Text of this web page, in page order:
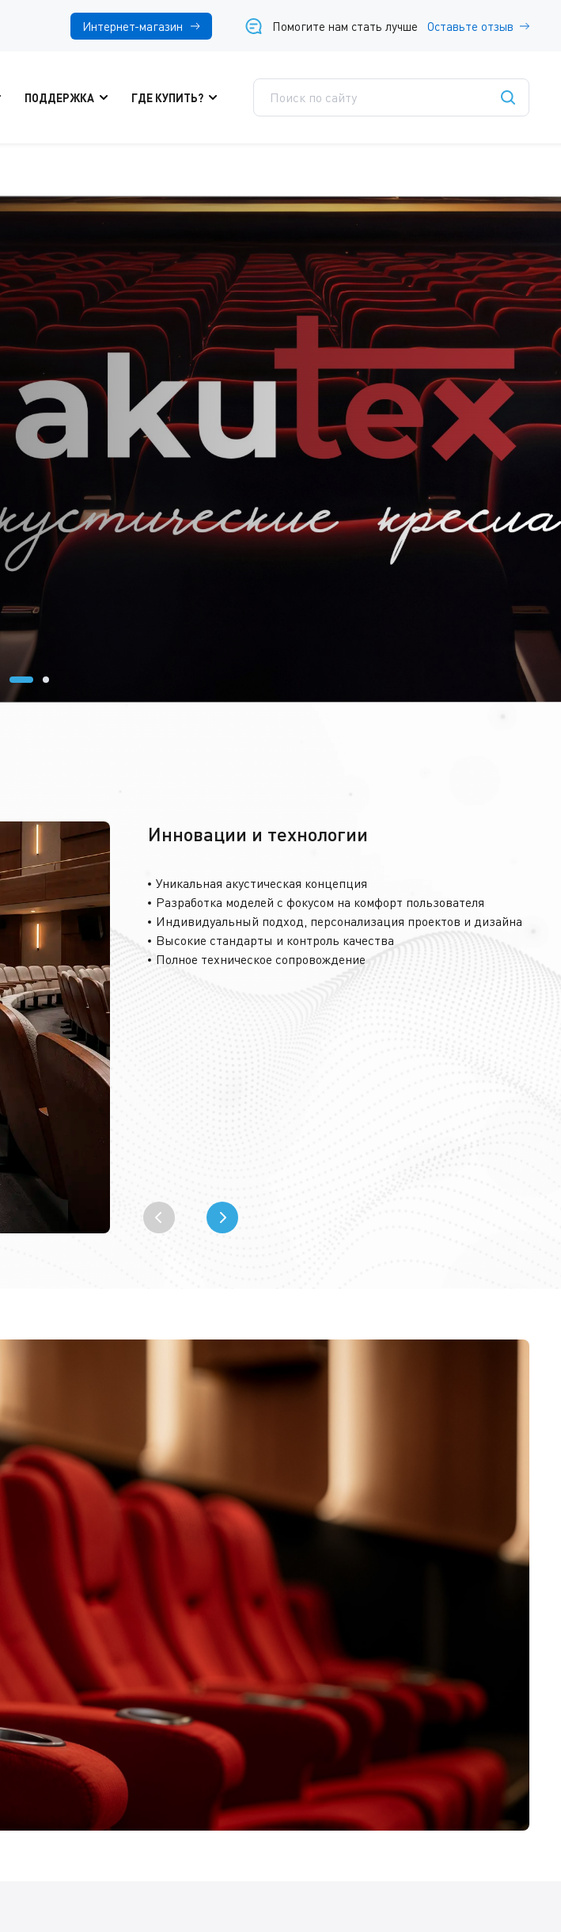
Интернет-магазин Помогите нам стать лучше Оставьте отзыв
ПОДДЕРЖКА ГДЕ КУПИТЬ?
Инновации и технологии
Уникальная акустическая концепция
Разработка моделей с фокусом на комфорт пользователя
Индивидуальный подход, персонализация проектов и дизайна
Высокие стандарты и контроль качества
Полное техническое сопровождение